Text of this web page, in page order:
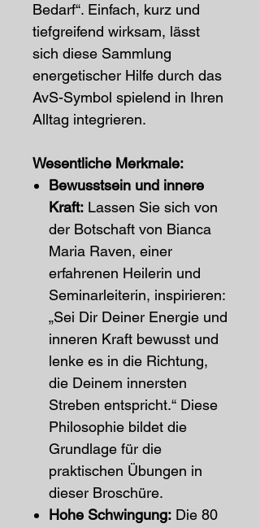
Bedarf“. Einfach, kurz und
tiefgreifend wirksam, lässt
sich diese Sammlung
energetischer Hilfe durch das
AvS-Symbol spielend in Ihren
Alltag integrieren.
Wesentliche Merkmale:
Bewusstsein und innere
Kraft: Lassen Sie sich von
der Botschaft von Bianca
Maria Raven, einer
erfahrenen Heilerin und
Seminarleiterin, inspirieren:
„Sei Dir Deiner Energie und
inneren Kraft bewusst und
lenke es in die Richtung,
die Deinem innersten
Streben entspricht.“ Diese
Philosophie bildet die
Grundlage für die
praktischen Übungen in
dieser Broschüre.
Hohe Schwingung: Die 80